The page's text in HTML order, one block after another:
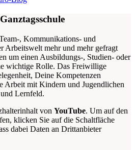
, Kommunikations- und
mehr und mehr gefragt
um einen Ausbildungs-, Studien- oder
wichtige Rolle. Das Freiwillige
Deine Kompetenzen
Arbeit mit Kindern und Jugendlichen
Lernfeld.
von YouTube. Um auf den
klicken Sie auf die Schaltfläche
dabei Daten an Drittanbieter